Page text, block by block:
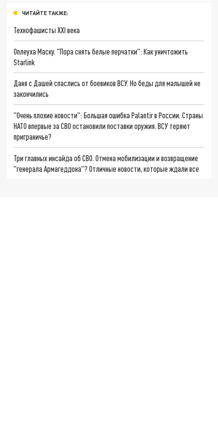
ЧИТАЙТЕ ТАКЖЕ:
Технофашисты XXI века
Оплеуха Маску. "Пора снять белые перчатки": Как уничтожить
Starlink
Даня с Дашей спаслись от боевиков ВСУ. Но беды для малышей не
закончились
"Очень плохие новости": Большая ошибка Palantir в России. Страны
НАТО впервые за СВО остановили поставки оружия. ВСУ теряют
приграничье?
Три главных инсайда об СВО. Отмена мобилизации и возвращение
"генерала Армагеддона"? Отличные новости, которые ждали все